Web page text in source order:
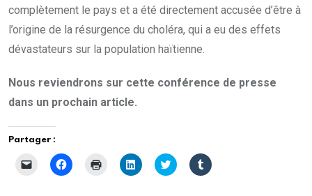
complètement le pays et a été directement accusée d’être à
l’origine de la résurgence du choléra, qui a eu des effets
dévastateurs sur la population haïtienne.
Nous reviendrons sur cette conférence de presse
dans un prochain article.
Partager :
C
l
C
l
C
l
C
l